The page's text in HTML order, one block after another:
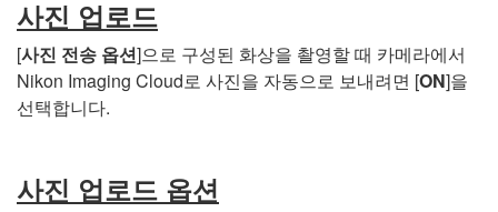
사진 업로드
[사진 전송 옵션]으로 구성된 화상을 촬영할 때 카메라에서
Nikon Imaging Cloud로 사진을 자동으로 보내려면 [ON]을
선택합니다.
사진 업로드 옵션